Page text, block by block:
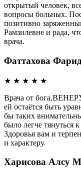
открытый человек,
вопросы больных.
позитивно
Рамзилевне и рада,
врача.
Фаттахова
★ ★ ★ ★ ★
Врача от
ей остаётся быть
бы таких
было легче тянуться
Здоровья вам и
и характеру.
Харисова Алсу